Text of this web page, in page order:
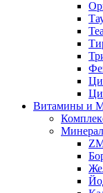
Витамины и